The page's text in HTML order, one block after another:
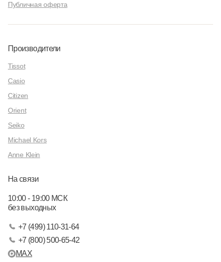
Публичная оферта
Производители
Tissot
Casio
Citizen
Orient
Seiko
Michael Kors
Anne Klein
На связи
10:00 - 19:00 МСК
без выходных
+7 (499) 110-31-64
+7 (800) 500-65-42
MAX